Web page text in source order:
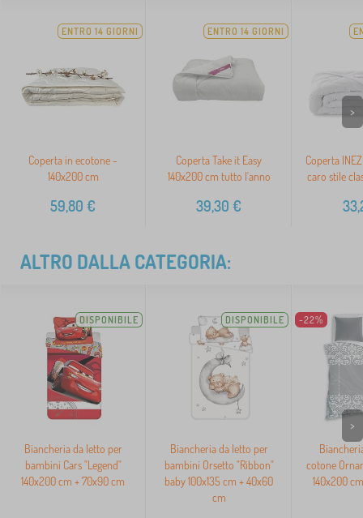
ENTRO 14 GIORNI
Coperta in ecotone -
140x200 cm
59,80 €
ENTRO 14 GIORNI
Coperta Take it Easy
140x200 cm tutto l'anno
39,30 €
Coperta
caro stile
>
ALTRO DALLA CATEGORIA:
DISPONIBILE
Biancheria da letto per
bambini Cars "Legend"
140x200 cm + 70x90 cm
DISPONIBILE
Biancheria da letto per
bambini Orsetto "Ribbon"
baby 100x135 cm + 40x60
cm
-22%
cotone
140x200
>